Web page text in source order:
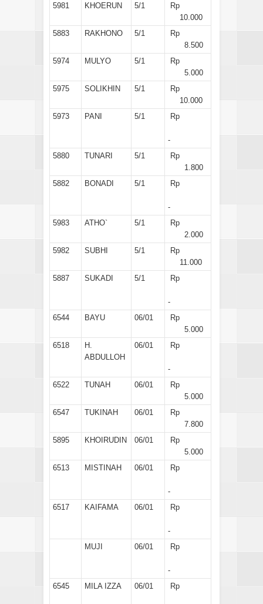
5981
KHOERUN 5/1
Rp
10.000
5883
RAKHONO 5/1
Rp
8.500
5974
MULYO 5/1
Rp
5.000
5975
SOLIKHIN 5/1
Rp
10.000
5973
PANI 5/1 Rp
-
5880
TUNARI 5/1
Rp
1.800
5882
BONADI 5/1 Rp
-
5983
ATHO` 5/1
Rp
2.000
5982
SUBHI 5/1
Rp
11.000
5887
SUKADI 5/1 Rp
-
6544
BAYU 06/01
Rp
5.000
6518
H.
ABDULLOH
06/01 Rp
-
6522
TUNAH 06/01
Rp
5.000
6547
TUKINAH 06/01
Rp
7.800
5895
KHOIRUDIN 06/01
Rp
5.000
6513
MISTINAH 06/01 Rp
-
6517
KAIFAMA 06/01 Rp
-
MUJI
06/01 Rp
-
6545
MILA IZZA 06/01 Rp